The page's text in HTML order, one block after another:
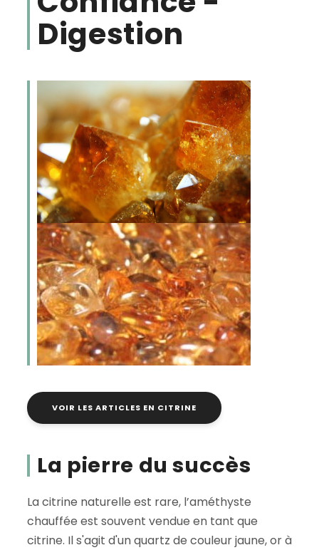
Digestion
VOIR LES ARTICLES EN CITRINE
La pierre du succès
La citrine naturelle est rare, l’améthyste
chauffée est souvent vendue en tant que
citrine. Il s'agit d'un quartz de couleur jaune, or à